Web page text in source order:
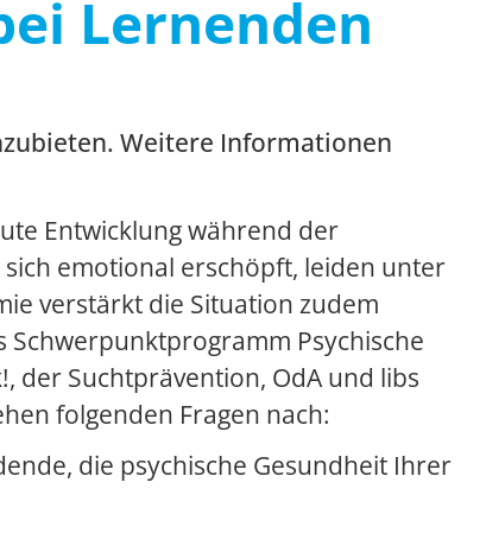
Lernenden
Weitere Informationen
Entwicklung während der
sich emotional erschöpft, leiden unter
verstärkt die Situation zudem
Schwerpunktprogramm Psychische
der Suchtprävention, OdA und libs
folgenden Fragen nach:
die psychische Gesundheit Ihrer